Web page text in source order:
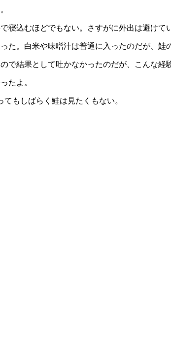
寝込むほどでもない。さすがに外出は避けて
た。白米や味噌汁は普通に入ったのだが、
で結果として吐かなかったのだが、こんな経
たよ。
もしばらく鮭は見たくもない。